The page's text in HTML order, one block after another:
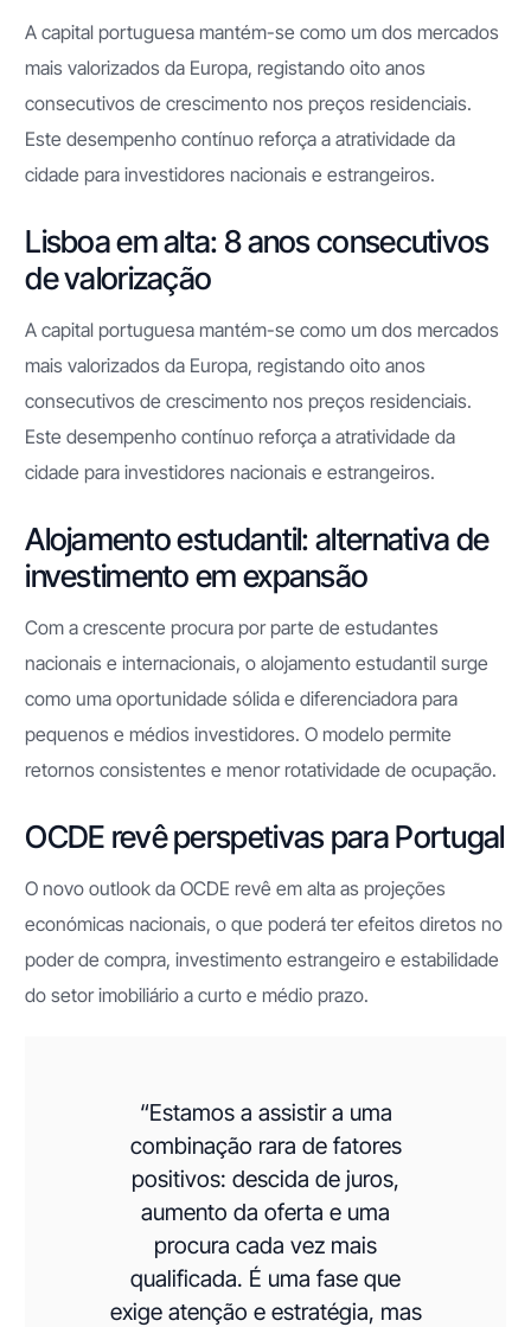
A capital portuguesa mantém-se como um dos mercados
mais valorizados da Europa, registando oito anos
consecutivos de crescimento nos preços residenciais.
Este desempenho contínuo reforça a atratividade da
cidade para investidores nacionais e estrangeiros.
Lisboa em alta: 8 anos consecutivos
de valorização
A capital portuguesa mantém-se como um dos mercados
mais valorizados da Europa, registando oito anos
consecutivos de crescimento nos preços residenciais.
Este desempenho contínuo reforça a atratividade da
cidade para investidores nacionais e estrangeiros.
Alojamento estudantil: alternativa de
investimento em expansão
Com a crescente procura por parte de estudantes
nacionais e internacionais, o alojamento estudantil surge
como uma oportunidade sólida e diferenciadora para
pequenos e médios investidores. O modelo permite
retornos consistentes e menor rotatividade de ocupação.
OCDE revê perspetivas para Portugal
O novo outlook da OCDE revê em alta as projeções
económicas nacionais, o que poderá ter efeitos diretos no
poder de compra, investimento estrangeiro e estabilidade
do setor imobiliário a curto e médio prazo.
“Estamos a assistir a uma
combinação rara de fatores
positivos: descida de juros,
aumento da oferta e uma
procura cada vez mais
qualificada. É uma fase que
exige atenção e estratégia, mas